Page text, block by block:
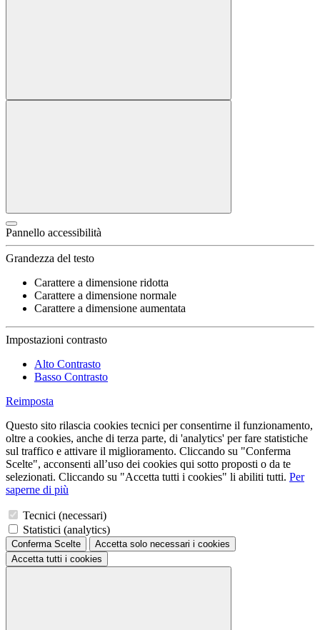
Pannello accessibilità
Grandezza del testo
Carattere a dimensione ridotta
Carattere a dimensione normale
Carattere a dimensione aumentata
Impostazioni contrasto
Alto Contrasto
Basso Contrasto
Reimposta
Questo sito rilascia cookies tecnici per consentirne il funzionamento,
oltre a cookies, anche di terza parte, di 'analytics' per fare statistiche
sul traffico e attivare il miglioramento. Cliccando su "Conferma
Scelte", acconsenti all’uso dei cookies qui sotto proposti o da te
selezionati. Cliccando su "Accetta tutti i cookies" li abiliti tutti. Per
saperne di più
Tecnici (necessari)
Statistici (analytics)
Conferma Scelte Accetta solo necessari i cookies
Accetta tutti i cookies